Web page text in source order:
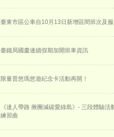
臺東市區公車自10月13日新增區間班次及
臺鐵局國慶連續假期加開班車資訊
限量普悠瑪悠遊紀念卡活動再開！
《達人帶路 揪團減碳愛綠島》- 三段體驗
練習曲